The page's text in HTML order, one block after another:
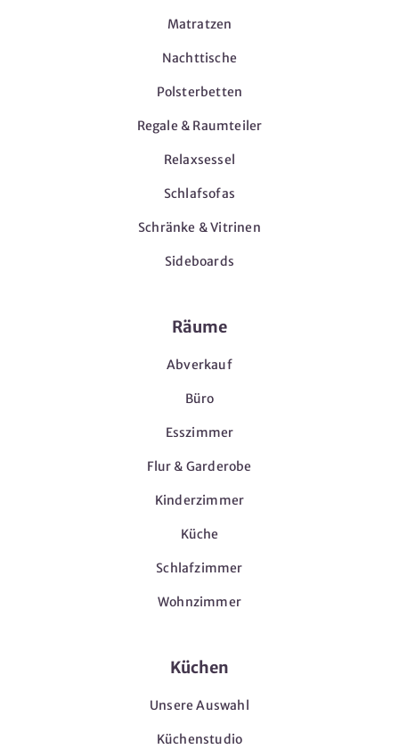
Matratzen
Nachttische
Polsterbetten
Regale & Raumteiler
Relaxsessel
Schlafsofas
Schränke & Vitrinen
Sideboards
Räume
Abverkauf
Büro
Esszimmer
Flur & Garderobe
Kinderzimmer
Küche
Schlafzimmer
Wohnzimmer
Küchen
Unsere Auswahl
Küchenstudio